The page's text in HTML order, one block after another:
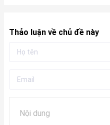
Thảo luận về chủ đề này